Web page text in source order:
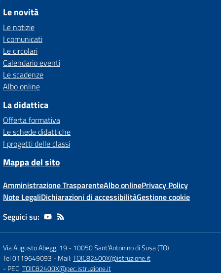
Le novità
Le notizie
I comunicati
Le circolari
Calendario eventi
Le scadenze
Albo online
La didattica
Offerta formativa
Le schede didattiche
I progetti delle classi
Mappa del sito
Amministrazione TrasparenteAlbo onlinePrivacy Policy
Note LegaliDichiarazioni di accessibilitàGestione cookie
Seguici su:
Via Augusto Abegg, 19 -10050 Sant'Antonino di Susa (TO)
Tel 0119649093 - Mail:TOIC82400X@istruzione.it
- PEC:TOIC82400X@pec.istruzione.it